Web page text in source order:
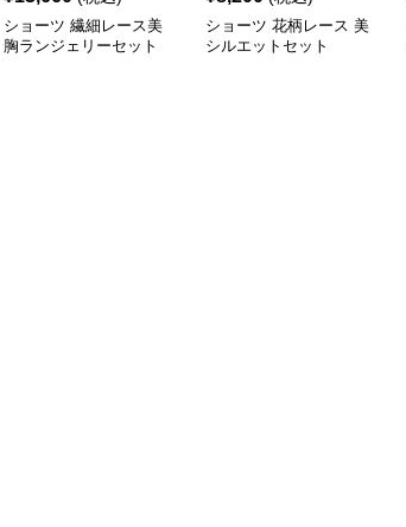
ショーツ 繊細レース美
胸ランジェリーセット
ショーツ 花柄レース 美
シルエットセット